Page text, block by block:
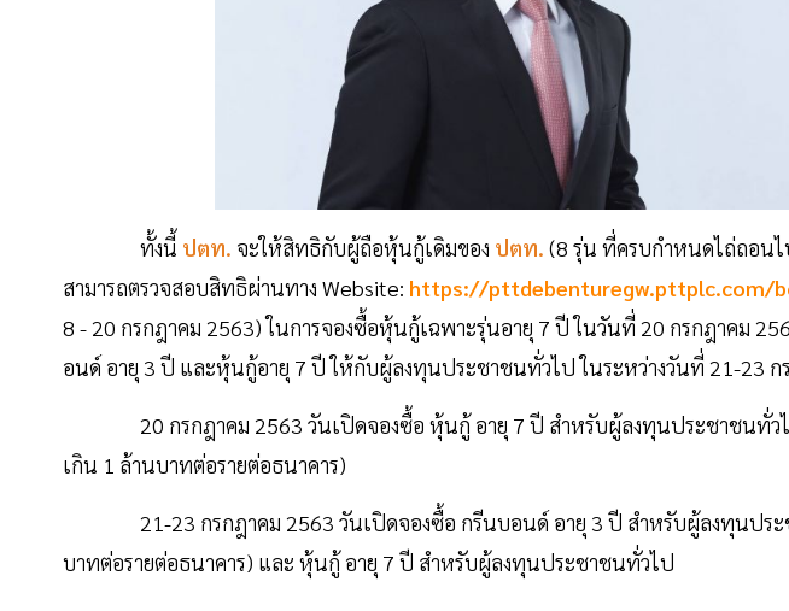
ทั้งนี้ ปตท. จะให้สิทธิกับผู้ถือหุ้นกู้เดิมของ ปตท. (8 รุ่น ที่ครบกำหนดไถ่ถอนไ
สามารถตรวจสอบสิทธิผ่านทาง Website: https://pttdebenturegw.pttplc.com/
8 - 20 กรกฎาคม 2563) ในการจองซื้อหุ้นกู้เฉพาะรุ่นอายุ 7 ปี ในวันที่ 20 กรกฎาคม
อนด์ อายุ 3 ปี และหุ้นกู้อายุ 7 ปี ให้กับผู้ลงทุนประชาชนทั่วไป ในระหว่างวันที่ 21-23 ก
20 กรกฎาคม 2563 วันเปิดจองซื้อ หุ้นกู้ อายุ 7 ปี สำหรับผู้ลงทุนประชาชนทั่วไ
เกิน 1 ล้านบาทต่อรายต่อธนาคาร)
21-23 กรกฎาคม 2563 วันเปิดจองซื้อ กรีนบอนด์ อายุ 3 ปี สำหรับผู้ลงทุนประช
บาทต่อรายต่อธนาคาร) และ หุ้นกู้ อายุ 7 ปี สำหรับผู้ลงทุนประชาชนทั่วไป